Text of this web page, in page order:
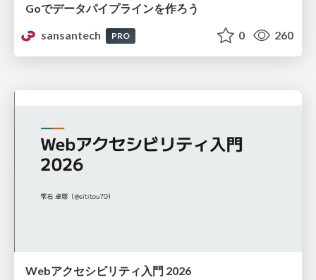
Goでデータパイプラインを作ろう
sansantech
PRO 0 260
Webアクセシビリティ入門 2026